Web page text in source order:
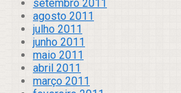
setembro 2011
agosto 2011
julho 2011
junho 2011
maio 2011
abril 2011
março 2011